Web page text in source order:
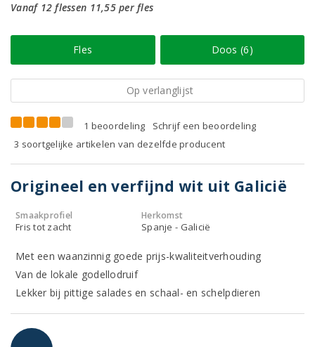
Vanaf 12 flessen 11,55 per fles
Fles Doos (6)
Op verlanglijst
1 beoordeling
Schrijf een beoordeling
3 soortgelijke artikelen van dezelfde producent
Origineel en verfijnd wit uit Galicië
Smaakprofiel
Fris tot zacht
Herkomst
Spanje - Galicië
Met een waanzinnig goede prijs-kwaliteitverhouding
Van de lokale godellodruif
Lekker bij pittige salades en schaal- en schelpdieren